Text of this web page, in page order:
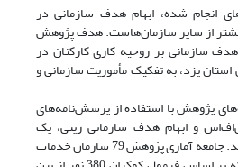
انجام شده، ابهام هدف سازمانی در
از سایر سازمان‌هاست. هدف پژوهش
سازمانی بر روحیه کاری کارکنان در
یزد، به تفکیک مأموریت سازمانی و
پژوهش با استفاده از پرسش‌نامه‌های
و ابهام هدف سازمانی رینی، یک
پرسش‌نامه بومی طراحی شد. جامعه آماری پژوهش 79 سازمان خدمات